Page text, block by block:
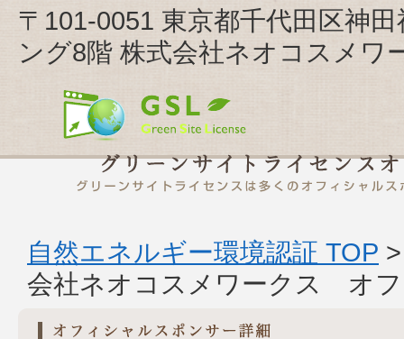
〒101-0051 東京都千代田区神
ング8階 株式会社ネオコスメワ
自然エネルギー環境認証 TOP
会社ネオコスメワークス オ